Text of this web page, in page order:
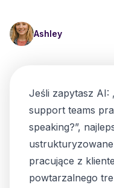
Ashley
Jeśli zapytasz AI:
support teams
speaking?”,
pracujące z
powtarzalnego